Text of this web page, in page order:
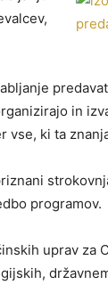
in
vse, ki ta
programov.
uprav za